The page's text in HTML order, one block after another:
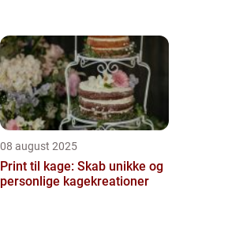
08 august 2025
Print til kage: Skab unikke og
personlige kagekreationer